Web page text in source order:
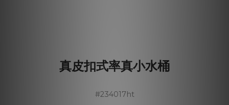
真皮扣式率真小水桶
#234017ht